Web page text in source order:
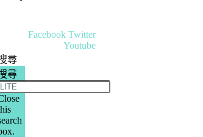
Facebook Twitter
Youtube
尋
尋